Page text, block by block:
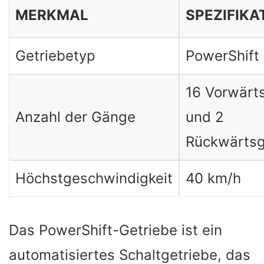
MERKMAL
Getriebetyp PowerShift
Anzahl der Gänge
16
und 2
Höchstgeschwindigkeit 40 km/h
Das PowerShift-Getriebe ist ein
automatisiertes Schaltgetriebe, das